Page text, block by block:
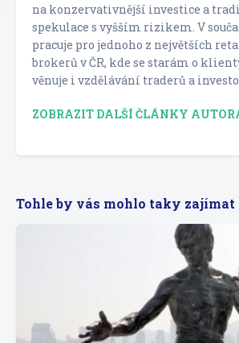
na konzervativnější investice a
spekulace s vyšším rizikem. V
pracuje pro jednoho z největších
brokerů v ČR, kde se starám o
věnuje i vzdělávání traderů a
ZOBRAZIT DALŠÍ ČLÁNKY
Tohle by vás mohlo taky zajímat